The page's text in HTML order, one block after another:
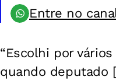
Entre no
“Escolhi por
quando deputado